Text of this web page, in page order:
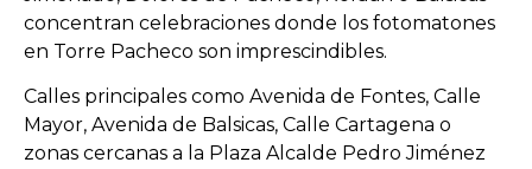
concentran celebraciones donde los fotomatones
en Torre Pacheco son imprescindibles.
Calles principales como Avenida de Fontes, Calle
Mayor, Avenida de Balsicas, Calle Cartagena o
zonas cercanas a la Plaza Alcalde Pedro Jiménez